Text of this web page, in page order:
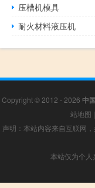
压槽机模具
耐火材料液压机
Copyright © 2012 - 2026 中
站地图 |
声明：本站内容来自互联网
本站仅为个人